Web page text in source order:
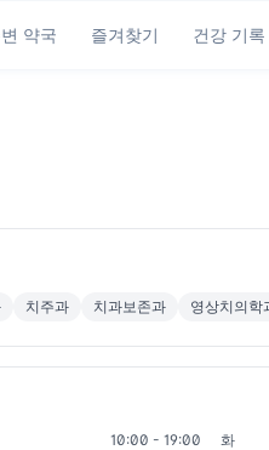
약국 즐겨찾기 건강 기록
치주과 치과보존과 영상치의학
10:00 - 19:00 화